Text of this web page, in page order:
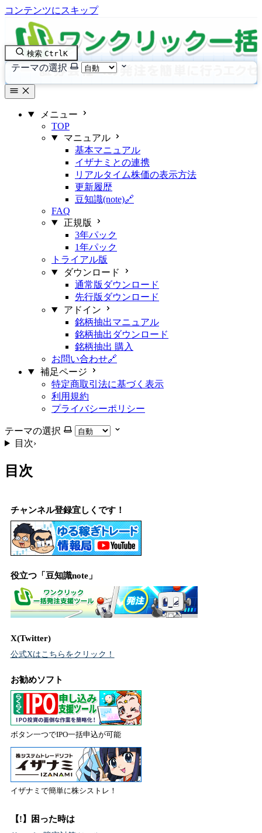
コンテンツにスキップ
検索 CtrlK
テーマの選択
メニュー
TOP
マニュアル
基本マニュアル
イザナミとの連携
リアルタイム株価の表示方法
更新履歴
豆知識(note)🔗
FAQ
正規版
3年パック
1年パック
トライアル版
ダウンロード
通常版ダウンロード
先行版ダウンロード
アドイン
銘柄抽出マニュアル
銘柄抽出ダウンロード
銘柄抽出 購入
お問い合わせ🔗
補足ページ
特定商取引法に基づく表示
利用規約
プライバシーポリシー
テーマの選択
目次›
目次
チャンネル登録宜しくです！
役立つ「豆知識note」
X(Twitter)
公式Xはこちらをクリック！
お勧めソフト
ボタン一つでIPO一括申込が可能
イザナミで簡単に株シストレ！
【!】困った時は